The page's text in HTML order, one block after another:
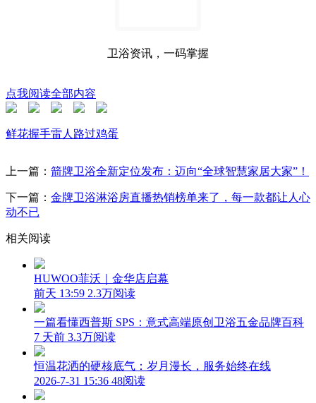
卫浴资讯，一码掌握
点我阅读全部内容
鲜花握手雷人 路过鸡蛋
上一篇： 箭牌卫浴全新定位发布：迈向“全球智慧家居大家”！
下一篇： 金牌卫浴淋浴房直播热销榜单来了，每一款都让人心
动不已
相关阅读
HUWOO菲沃｜金华店启幕
前天 13:59 2.3万阅读
一篇看懂西普斯 SPS：意式高端原创卫浴五金品牌百科
7 天前 3.3万阅读
恒温花洒的硬核底气：岁月漫长，服务始终在线
2026-7-31 15:36 48阅读